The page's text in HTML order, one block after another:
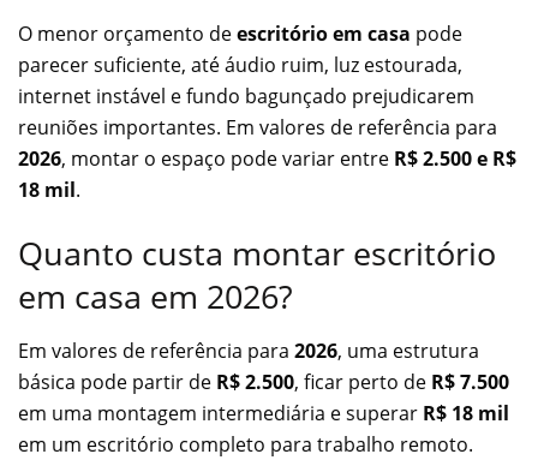
O menor orçamento deescritório em casa pode
parecer suficiente, até áudio ruim, luz estourada,
internet instável e fundo bagunçado prejudicarem
reuniões importantes. Em valores de referência para
2026, montar o espaço pode variar entre R$ 2.500 e R$
18 mil.
Quanto custa montar escritório
em casa em 2026?
Em valores de referência para 2026, uma estrutura
básica pode partir de R$ 2.500, ficar perto de R$ 7.500
em uma montagem intermediária e superar R$ 18 mil
em um escritório completo para trabalho remoto.